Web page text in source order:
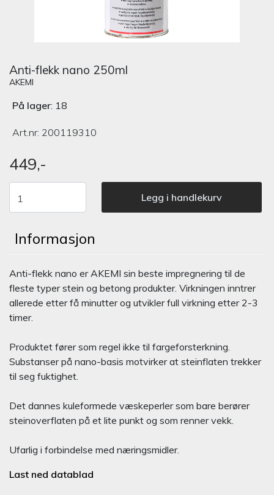
Anti-flekk nano 250ml
AKEMI
På lager: 18
Art.nr: 200119310
449,-
Legg i handlekurv
Informasjon
Anti-flekk nano er AKEMI sin beste impregnering til de
fleste typer stein og betong produkter. Virkningen inntrer
allerede etter få minutter og utvikler full virkning etter 2-3
timer.
Produktet fører som regel ikke til fargeforsterkning.
Substanser på nano-basis motvirker at steinflaten trekker
til seg fuktighet.
Det dannes kuleformede væskeperler som bare berører
steinoverflaten på et lite punkt og som renner vekk.
Ufarlig i forbindelse med næringsmidler.
Last ned datablad